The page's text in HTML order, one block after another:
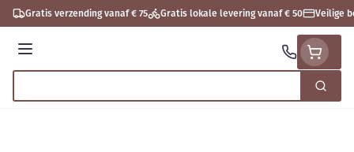
Ga naar de inhoud
Gratis verzending vanaf € 75 Gratis lokale levering vanaf € 50 Veilige
Menu
Zoek